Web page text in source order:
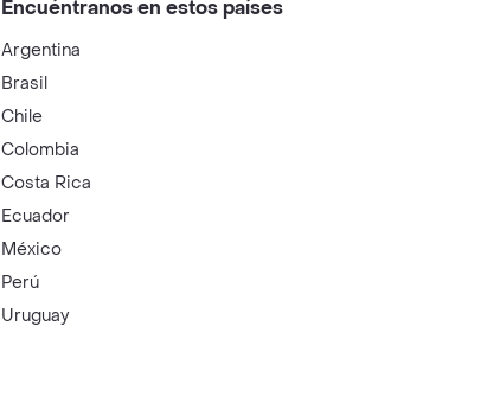
Encuéntranos en estos países
Argentina
Brasil
Chile
Colombia
Costa Rica
Ecuador
México
Perú
Uruguay